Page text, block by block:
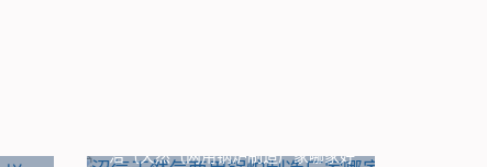
沼气天然气两用锅炉制造厂家哪家好